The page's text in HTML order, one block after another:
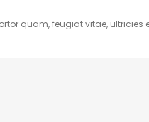
quam, feugiat vitae, ultricies